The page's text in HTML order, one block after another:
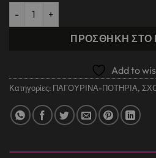
ΜΕΤΑΛΛΙΚΟ ΙΣΟΘΕΡΜΙΚΟ
ΠΡΟΣΘΉΚΗ ΣΤΟ
Add to
Κατηγορίες: ΠΑΓΟΥΡΙΝΑ-ΠΟΤΗΡΙΑ,